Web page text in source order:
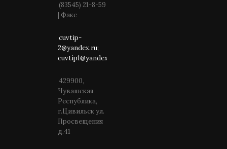
(83545) 21-8-59
| Факс
cuvtip-
2@yandex.ru;
cuvtip1@yandex.ru
429900,
Чувашская
Республика,
г.Цивильск ул.
Просвещения
д.41